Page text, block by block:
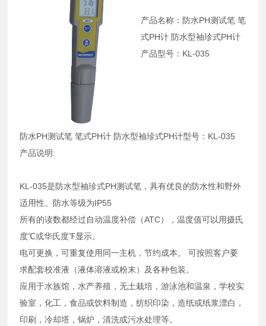
产品名称：防水PH测试笔 笔
式PH计 防水型袖珍式PH计
产品型号：KL-035
防水PH测试笔 笔式PH计 防水型袖珍式PH计型号：KL-035
产品说明:
KL-035是防水型袖珍式PH测试笔，具有优良的防水性和野外
适用性。防水等级为IP55
所有的读数都经过自动温度补偿（ATC），温度值可以用摄氏
度℃或华氏度℉显示。
电可更换，可重复使用同一主机，节约成本。 可按照客户要
求配套校准液（液体溶液或粉末）及各种包装。
应用于水族馆，水产养殖，无土栽培，游泳池和温泉，学校实
验室，化工，食品或饮料制造，纺织印染，造纸或纸浆漂白，
印刷，冷却塔，锅炉，清洗或污水处理等。